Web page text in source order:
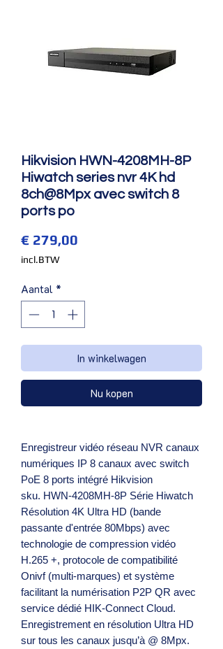
Hikvision HWN-4208MH-8P
Hiwatch series nvr 4K hd
8ch@8Mpx avec switch 8
ports po
€ 279,00
incl.BTW
Aantal *
In winkelwagen
Nu kopen
Enregistreur vidéo réseau NVR canaux
numériques IP 8 canaux avec switch
PoE 8 ports intégré Hikvision
sku. HWN-4208MH-8P Série Hiwatch
Résolution 4K Ultra HD (bande
passante d'entrée 80Mbps) avec
technologie de compression vidéo
H.265 +, protocole de compatibilité
Onivf (multi-marques) et système
facilitant la numérisation P2P QR avec
service dédié HIK-Connect Cloud.
Enregistrement en résolution Ultra HD
sur tous les canaux jusqu’à @ 8Mpx.